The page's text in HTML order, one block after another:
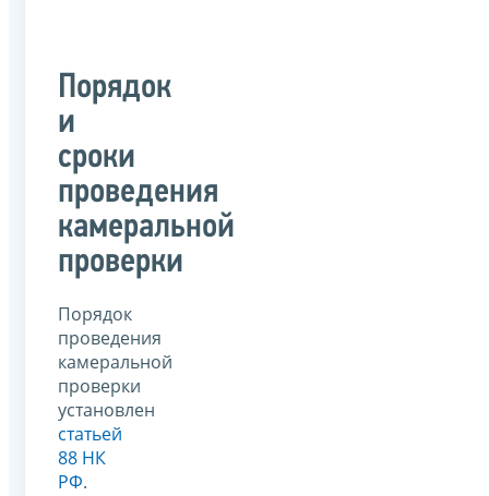
Порядок
и
сроки
проведения
камеральной
проверки
Порядок
проведения
камеральной
проверки
установлен
статьей
88 НК
РФ.